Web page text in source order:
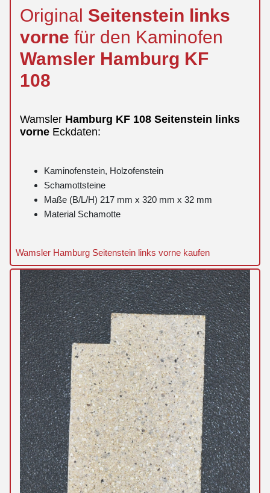
Original Seitenstein links
vorne für den Kaminofen
Wamsler Hamburg KF
108
Wamsler Hamburg KF 108 Seitenstein links
vorne Eckdaten:
Kaminofenstein, Holzofenstein
Schamottsteine
Maße (B/L/H) 217 mm x 320 mm x 32 mm
Material Schamotte
Wamsler Hamburg Seitenstein links vorne kaufen